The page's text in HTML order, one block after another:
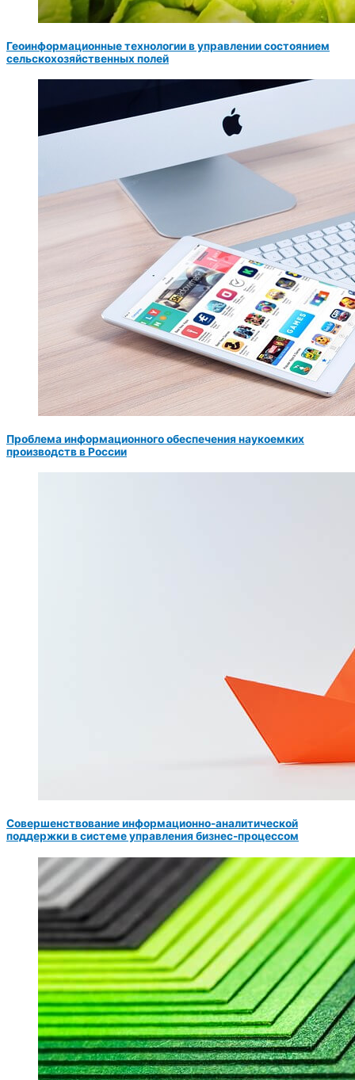
Геоинформационные технологии в управлении состоянием
сельскохозяйственных полей
Проблема информационного обеспечения наукоемких
производств в России
Совершенствование информационно-аналитической
поддержки в системе управления бизнес-процессом